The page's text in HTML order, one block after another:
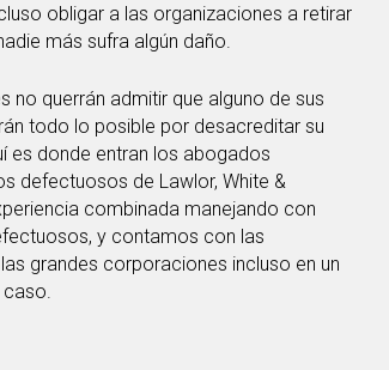
obligar a las organizaciones a retirar
más sufra algún daño.
querrán admitir que alguno de sus
todo lo posible por desacreditar su
es donde entran los abogados
defectuosos de Lawlor, White &
combinada manejando con
y contamos con las
grandes corporaciones incluso en un